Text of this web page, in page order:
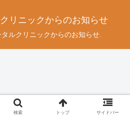
リニックからのお知らせ
ルクリニックからのお知らせ.
検索 トップ サイドバー